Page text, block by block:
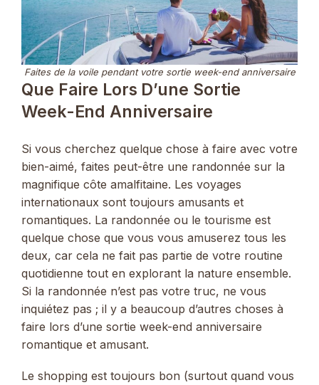
Faites de la voile pendant votre sortie week-end anniversaire
Que Faire Lors D’une Sortie
Week-End Anniversaire
Si vous cherchez quelque chose à faire avec votre
bien-aimé, faites peut-être une randonnée sur la
magnifique côte amalfitaine. Les voyages
internationaux sont toujours amusants et
romantiques. La randonnée ou le tourisme est
quelque chose que vous vous amuserez tous les
deux, car cela ne fait pas partie de votre routine
quotidienne tout en explorant la nature ensemble.
Si la randonnée n’est pas votre truc, ne vous
inquiétez pas ; il y a beaucoup d’autres choses à
faire lors d’une sortie week-end anniversaire
romantique et amusant.
Le shopping est toujours bon (surtout quand vous